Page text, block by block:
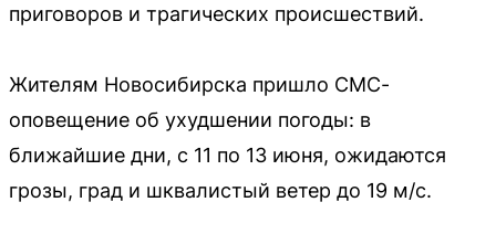
приговоров и трагических происшествий.
Жителям Новосибирска пришло СМС-
оповещение об ухудшении погоды: в
ближайшие дни, с 11 по 13 июня, ожидаются
грозы, град и шквалистый ветер до 19 м/с.